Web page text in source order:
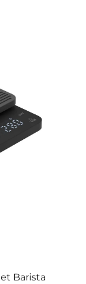
Barista